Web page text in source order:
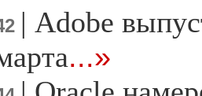
| Adobe
...»